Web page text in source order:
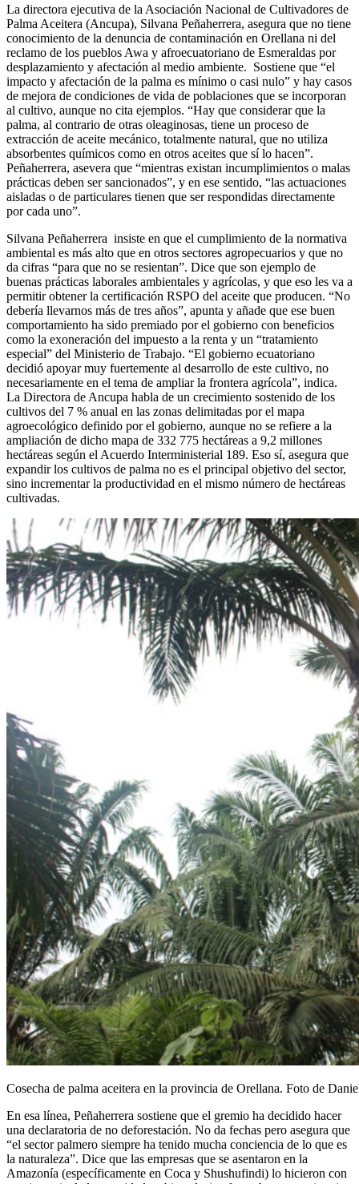
La directora ejecutiva de la Asociación Nacional de Cultivadores de
Palma Aceitera (Ancupa), Silvana Peñaherrera, asegura que no tiene
conocimiento de la denuncia de contaminación en Orellana ni del
reclamo de los pueblos Awa y afroecuatoriano de Esmeraldas por
desplazamiento y afectación al medio ambiente. Sostiene que “el
impacto y afectación de la palma es mínimo o casi nulo” y hay casos
de mejora de condiciones de vida de poblaciones que se incorporan
al cultivo, aunque no cita ejemplos. “Hay que considerar que la
palma, al contrario de otras oleaginosas, tiene un proceso de
extracción de aceite mecánico, totalmente natural, que no utiliza
absorbentes químicos como en otros aceites que sí lo hacen”.
Peñaherrera, asevera que “mientras existan incumplimientos o malas
prácticas deben ser sancionados”, y en ese sentido, “las actuaciones
aisladas o de particulares tienen que ser respondidas directamente
por cada uno”.
Silvana Peñaherrera insiste en que el cumplimiento de la normativa
ambiental es más alto que en otros sectores agropecuarios y que no
da cifras “para que no se resientan”. Dice que son ejemplo de
buenas prácticas laborales ambientales y agrícolas, y que eso les va a
permitir obtener la certificación RSPO del aceite que producen. “No
debería llevarnos más de tres años”, apunta y añade que ese buen
comportamiento ha sido premiado por el gobierno con beneficios
como la exoneración del impuesto a la renta y un “tratamiento
especial” del Ministerio de Trabajo. “El gobierno ecuatoriano
decidió apoyar muy fuertemente al desarrollo de este cultivo, no
necesariamente en el tema de ampliar la frontera agrícola”, indica.
La Directora de Ancupa habla de un crecimiento sostenido de los
cultivos del 7 % anual en las zonas delimitadas por el mapa
agroecológico definido por el gobierno, aunque no se refiere a la
ampliación de dicho mapa de 332 775 hectáreas a 9,2 millones
hectáreas según el Acuerdo Interministerial 189. Eso sí, asegura que
expandir los cultivos de palma no es el principal objetivo del sector,
sino incrementar la productividad en el mismo número de hectáreas
cultivadas.
Cosecha de palma aceitera en la provincia de Orellana. Foto de
En esa línea, Peñaherrera sostiene que el gremio ha decidido hacer
una declaratoria de no deforestación. No da fechas pero asegura que
“el sector palmero siempre ha tenido mucha conciencia de lo que es
la naturaleza”. Dice que las empresas que se asentaron en la
Amazonía (específicamente en Coca y Shushufindi) lo hicieron con